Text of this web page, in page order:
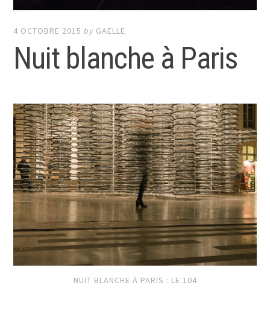
4 OCTOBRE 2015 by GAELLE
Nuit blanche à Paris
NUIT BLANCHE À PARIS : LE 104